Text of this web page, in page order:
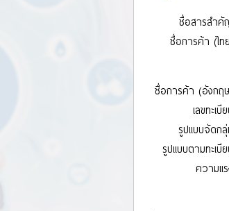
ชื่อสารสำ
ชื่อการค้า (ไท
ชื่อการค้า (อังกฤ
เลขทะเบี
รูปแบบจัดก
รูปแบบตามทะเบี
ความแ